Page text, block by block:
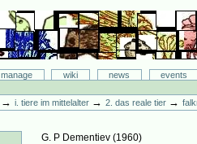
manage wiki news
events
→i. tiere im mittelalter →2. das reale tier →
G. P Dementiev (1960)